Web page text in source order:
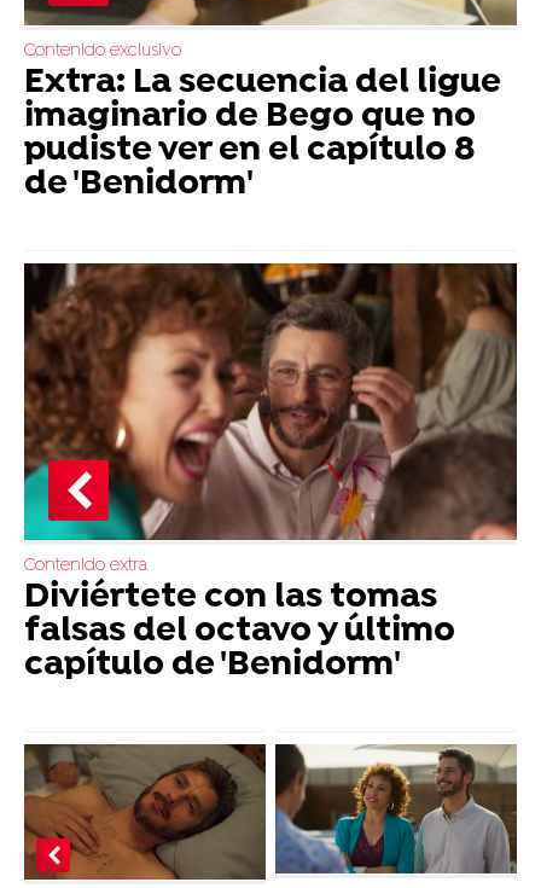
Contenido exclusivo
Extra: La secuencia del ligue
imaginario de Bego que no
pudiste ver en el capítulo 8
de 'Benidorm'
Contenido extra
Diviértete con las tomas
falsas del octavo y último
capítulo de 'Benidorm'